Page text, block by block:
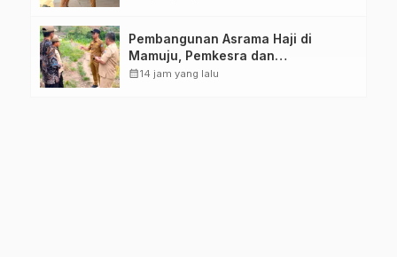
Pembangunan Asrama Haji di
Mamuju, Pemkesra dan
Kementerian Haji Sulbar Tinjau
calendar_month14 jam yang lalu